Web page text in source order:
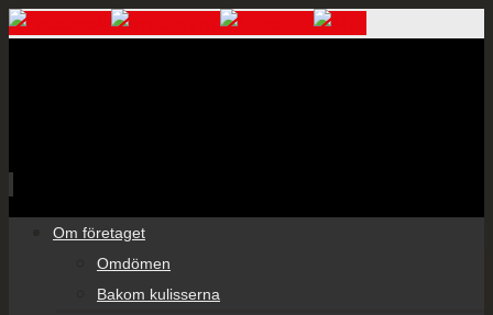
Om företaget
Omdömen
Bakom kulisserna